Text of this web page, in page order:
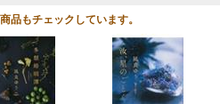
品もチェックしています。